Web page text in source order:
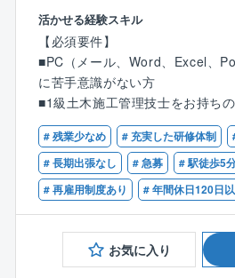
＜就業環境充実！＞
■働き方改革委員会や現場支援チ
具体的に現場事務作業削減のた
し、教育、配置/現場事務作業見
ています。また書類を一元管理
場でのタブレット活用、グリー
導入など行いました。
■業務効率化も並行して行うこと
境改善に取り組んできました。施
と、全社平均（10h以下）と比較
が、今後も会社として改善に努
■社員のことを第一に考え、代休
合の出勤手当などを徹底してい
と調整しながら工事を進めていき
案件にもよりますが、内勤も半分
い環境です。
■土木工事の施工管理
*安全管理（作業者が危険な行動
*品質管理（設計と相違はないか
*工程管理（工事が予定通りに
案件内容：発電関連
関西電力が保持する発電所のメ
なります。
活かせる経験スキル
【必須要件】
■PC（メール、Word、Excel、
に苦手意識がない方
■1級土木施工管理技士をお持ち
■土木施工管理業務経験をお持ち
# 残業少なめ # 充実した研修体制
# 長期出張なし
# 急募
# 駅徒歩5
# 再雇用制度あり
# 年間休日120日
お気に入り